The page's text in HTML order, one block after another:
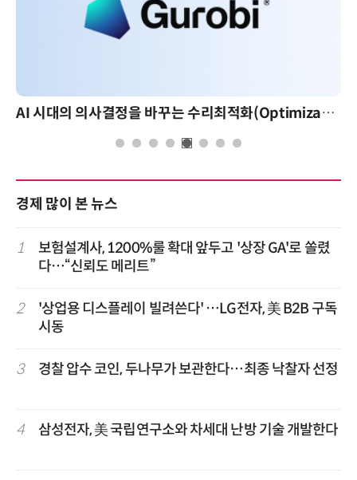
AI 시대의 의사결정을 바꾸는 수리최적화(Optimization): 실제 산업 적용 사례와 활용 전략
경제 많이 본 뉴스
1
보험설계사, 1200%룰 확대 앞두고 '상장 GA'로 쏠렸
다…“신뢰도 메리트”
2
'상업용 디스플레이 빌려쓴다' …LG전자, 美 B2B 구독
시동
3 경찰 압수 코인, 두나무가 보관한다…최종 낙찰자 선정
4 삼성전자, 美 국립연구소와 차세대 난방 기술 개발한다